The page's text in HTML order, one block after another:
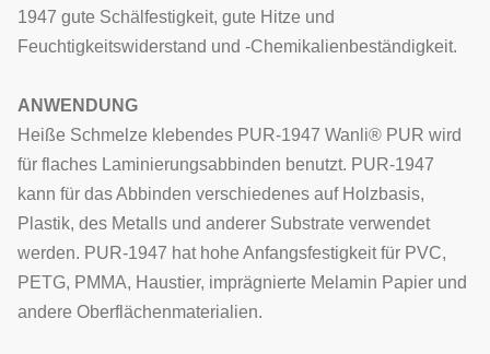
1947 gute Schälfestigkeit, gute Hitze und
Feuchtigkeitswiderstand und -Chemikalienbeständigkeit.
ANWENDUNG
Heiße Schmelze klebendes PUR-1947 Wanli® PUR wird
für flaches Laminierungsabbinden benutzt. PUR-1947
kann für das Abbinden verschiedenes auf Holzbasis,
Plastik, des Metalls und anderer Substrate verwendet
werden. PUR-1947 hat hohe Anfangsfestigkeit für PVC,
PETG, PMMA, Haustier, imprägnierte Melamin Papier und
andere Oberflächenmaterialien.